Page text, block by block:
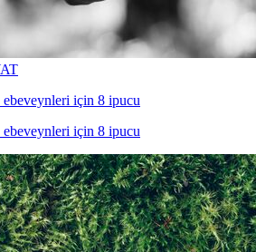
ebeveynleri için 8 ipucu
ebeveynleri için 8 ipucu